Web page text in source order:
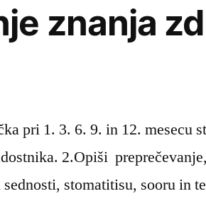
znanja
pri 1. 3. 6. 9. in 12.
2.Opiši
stomatitisu, sooru in